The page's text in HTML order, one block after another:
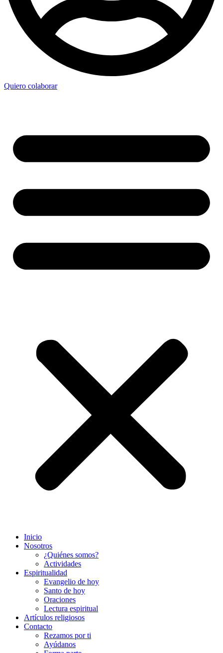
Quiero colaborar
Inicio
Nosotros
¿Quiénes somos?
Actividades
Espiritualidad
Evangelio de hoy
Santo de hoy
Oraciones
Lectura espiritual
Artículos religiosos
Contacto
Rezamos por ti
Ayúdanos